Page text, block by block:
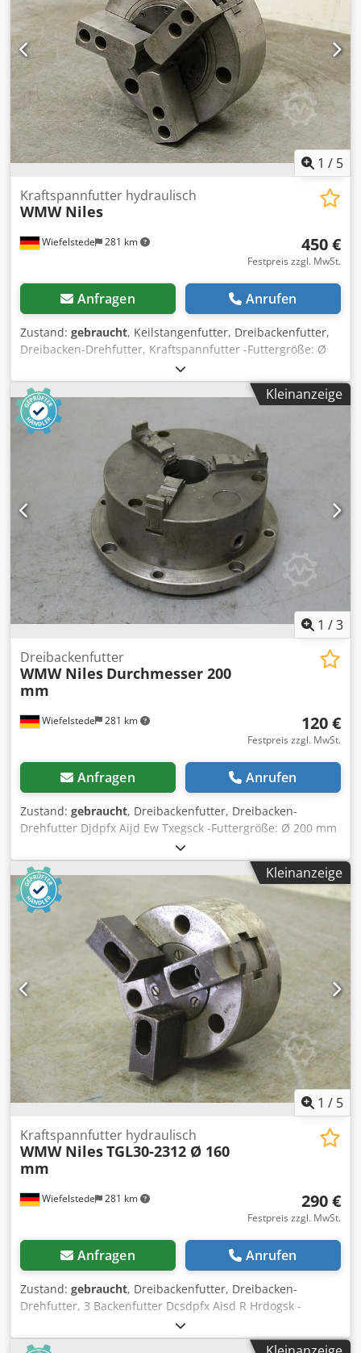
1 / 5
Wiefelstede 281 km
Kraftspannfutter hydraulisch
WMW Niles
450 €
Festpreis zzgl. MwSt.
Anfragen Anrufen
Zustand: gebraucht, Keilstangenfutter, Dreibackenfutter,
Dreibacken-Drehfutter, Kraftspannfutter -Futtergröße: Ø
250 mm -Gewicht: 35,5 kg Dedpfxod It H Rs Aigsck
Kleinanzeige
1 /3
Wiefelstede 281 km
Dreibackenfutter
WMW Niles Durchmesser 200
mm
120 €
Festpreis zzgl. MwSt.
Anfragen Anrufen
Zustand: gebraucht, Dreibackenfutter, Dreibacken-
Drehfutter Djdpfx Aijd Ew Txegsck -Futtergröße: Ø 200 mm
Kleinanzeige
1 / 5
Wiefelstede 281 km
Kraftspannfutter hydraulisch
WMW NilesTGL30-2312 Ø 160
mm
290 €
Festpreis zzgl. MwSt.
Anfragen Anrufen
Zustand: gebraucht, Dreibackenfutter, Dreibacken-
Drehfutter, 3 Backenfutter Dcsdpfx Aisd R Hrdogsk -
Futtergröße: Ø 160 mm -TGL: 30-2312 -Gewicht: 11,2 kg